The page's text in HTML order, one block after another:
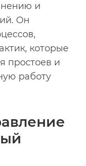
и
Он
которые
простоев и
работу